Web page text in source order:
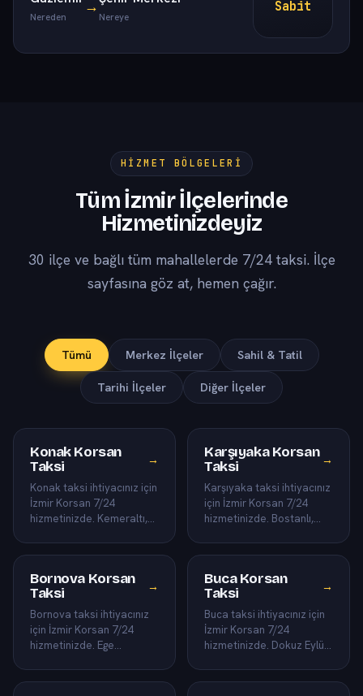
Nereden
→
Nereye
Sabit
HIZMET BÖLGELERI
Tüm İzmir İlçelerinde
Hizmetinizdeyiz
30 ilçe ve bağlı tüm mahallelerde 7/24 taksi. İlçe
sayfasına göz at, hemen çağır.
Tümü Merkez İlçeler Sahil & Tatil
Tarihi İlçeler Diğer İlçeler
Konak Korsan
Taksi
→
Konak taksi ihtiyacınız için
İzmir Korsan 7/24
hizmetinizde. Kemeraltı,
Karşıyaka Korsan
Taksi
→
Karşıyaka taksi ihtiyacınız
için İzmir Korsan 7/24
hizmetinizde. Bostanlı,
Bornova Korsan
Taksi
→
Bornova taksi ihtiyacınız
için İzmir Korsan 7/24
hizmetinizde. Ege
Buca Korsan
Taksi
→
Buca taksi ihtiyacınız için
İzmir Korsan 7/24
hizmetinizde. Dokuz Eylül